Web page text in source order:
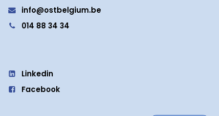
info@ostbelgium.be
014 88 34 34
Linkedin
Facebook